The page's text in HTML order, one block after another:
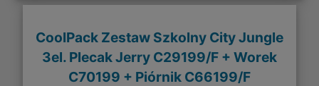
CoolPack Zestaw Szkolny City Jungle
3el. Plecak Jerry C29199/F + Worek
C70199 + Piórnik C66199/F